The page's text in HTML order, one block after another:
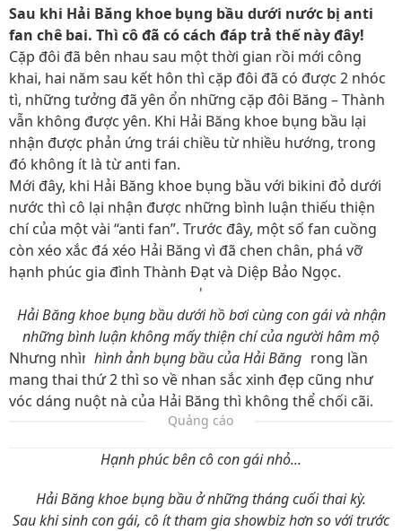
Sau khi Hải Băng khoe bụng bầu dưới nước bị anti
fan chê bai. Thì cô đã có cách đáp trả thế này đây!
Cặp đôi đã bên nhau sau một thời gian rồi mới công
khai, hai năm sau kết hôn thì cặp đôi đã có được 2 nhóc
tì, những tưởng đã yên ổn những cặp đôi Băng – Thành
vẫn không được yên. Khi Hải Băng khoe bụng bầu lại
nhận được phản ứng trái chiều từ nhiều hướng, trong
đó không ít là từ anti fan.
Mới đây, khi Hải Băng khoe bụng bầu với bikini đỏ dưới
nước thì cô lại nhận được những bình luận thiếu thiện
chí của một vài “anti fan”. Trước đây, một số fan cuồng
còn xéo xắc đá xéo Hải Băng vì đã chen chân, phá vỡ
hạnh phúc gia đình Thành Đạt và Diệp Bảo Ngọc.
'
Hải Băng khoe bụng bầu dưới hồ bơi cùng con gái và nhận
những bình luận không mấy thiện chí của người hâm mộ
Nhưng nhìn hình ảnh bụng bầu của Hải Băng trong lần
mang thai thứ 2 thì so về nhan sắc xinh đẹp cũng như
vóc dáng nuột nà của Hải Băng thì không thể chối cãi.
Quảng cáo
Hạnh phúc bên cô con gái nhỏ...
Hải Băng khoe bụng bầu ở những tháng cuối thai kỳ.
Sau khi sinh con gái, cô ít tham gia showbiz hơn so với trước